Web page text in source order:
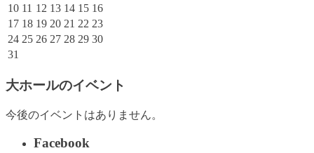
10 11 12 13 14 15 16
17 18 19 20 21 22 23
24 25 26 27 28 29 30
31
大ホールのイベント
今後のイベントはありません。
Facebook